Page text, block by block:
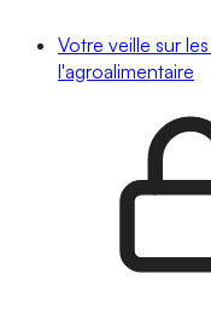
Votre veille sur
l'agroalimentaire